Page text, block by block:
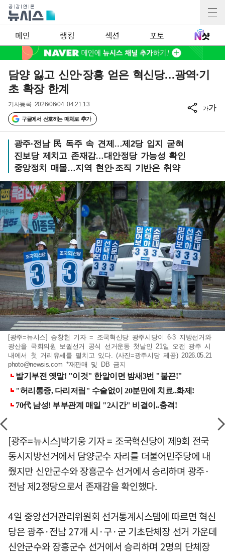
메인 랭킹 섹션 포토
담양 잃고 신안·장흥 얻은 혁신당…광역·기
초 확장 한계
기사등록 2026/06/04 04:21:13
구글에서 선호하는 매체로 추가
가가
광주·전남 民 독주 속 견제…제2당 입지 굳혀
진보당 제치고 존재감…대안정당 가능성 확인
중앙정치 매몰…지역 현안·조직 기반은 취약
[광주=뉴시스] 송창헌 기자 = 조국혁신당 광주시당이 6·3 지방선거와
광산을 국회의원 보궐선거 공식 선거운동 첫날인 21일 오전 광주 시
내에서 첫 거리유세를 펼치고 있다. (사진=광주시당 제공) 2026.05.21
photo@newsis.com *재판매 및 DB 금지
[광주=뉴시스]박기웅 기자 = 조국혁신당이 제9회 전국
동시지방선거에서 담양군수 자리를 더불어민주당에 내
줬지만 신안군수와 장흥군수 선거에서 승리하며 광주·
전남 제2정당으로서 존재감을 확인했다.
4일 중앙선거관리위원회 선거통계시스템에 따르면 혁신
당은 광주·전남 27개 시·구·군 기초단체장 선거 가운데
신안군수와 장흥군수 선거에서 승리하며 2명의 단체장